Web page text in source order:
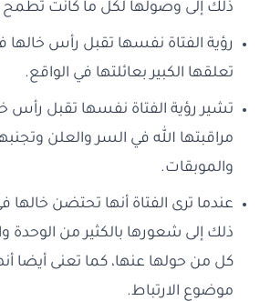
ذلك إلى وصولها لكل ما كانت
رؤية الفتاة نفسها تقبل رأس خالها
تعلقها الكبير بعائلتها في الواقع.
تشير رؤية الفتاة نفسها تقبل رأس
مراقبتها الله في السر والعلن
والموبقات.
عندما ترى الفتاة أنها تحتضن خالها
ذلك إلى شعورها بالكثير من الوحدة
كل من حولها عنها، كما تعنى أيضا
موضوع الارتباط.